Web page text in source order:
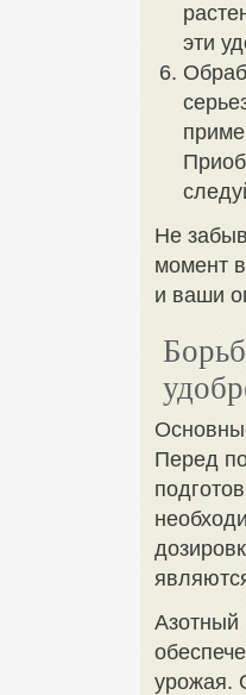
эти
Не
момент
и ваши
Перед
Азотный
урожая.